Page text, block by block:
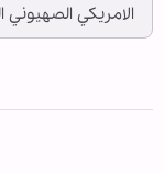
الامريكي